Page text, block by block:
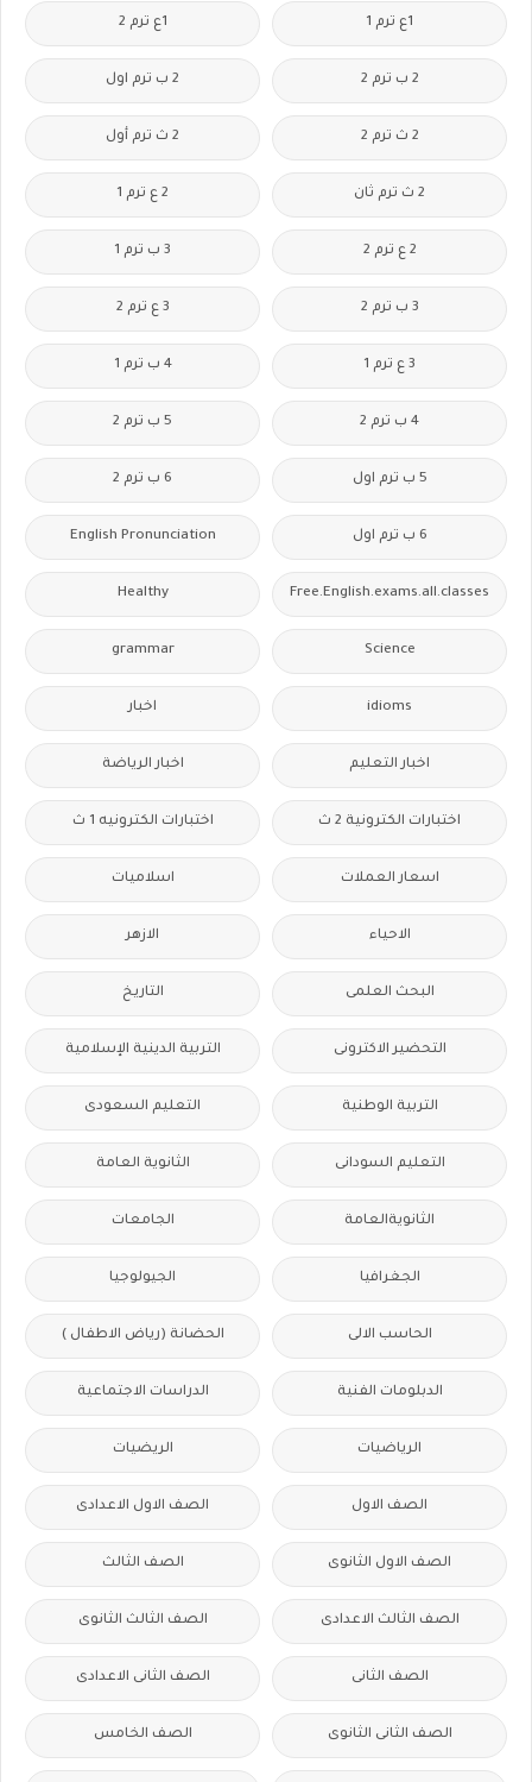
1ع ترم 1 1ع ترم 2
2 ب ترم 2 2 ب ترم اول
2 ث ترم 2 2 ث ترم أول
2 ث ترم ثان 2 ع ترم 1
2 ع ترم 2 3 ب ترم 1
3 ب ترم 2 3 ع ترم 2
3 ع ترم 1 4 ب ترم 1
4 ب ترم 2 5 ب ترم 2
5 ب ترم اول 6 ب ترم 2
6 ب ترم اول English Pronunciation
Free.English.exams.all.classes
Healthy
Science
grammar
idioms اخبار
اخبار التعليم اخبار الرياضة
اختبارات الكترونية 2 ث اختبارات الكترونيه 1 ث
اسعار العملات اسلاميات
الاحياء الازهر
البحث العلمى التاريخ
التحضير الاكترونى التربية الدينية الإسلامية
التربية الوطنية التعليم السعودى
التعليم السودانى الثانوية العامة
الثانويةالعامة الجامعات
الجغرافيا الجيولوجيا
الحاسب الالى الحضانة (رياض الاطفال )
الدبلومات الفنية الدراسات الاجتماعية
الرياضيات الريضيات
الصف الاول الصف الاول الاعدادى
الصف الاول الثانوى الصف الثالث
الصف الثالث الاعدادى الصف الثالث الثانوى
الصف الثانى الصف الثانى الاعدادى
الصف الثانى الثانوى الصف الخامس